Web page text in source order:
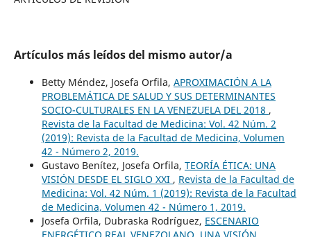
Artículos más leídos del mismo autor/a
Betty Méndez, Josefa Orfila, APROXIMACIÓN A LA
PROBLEMÁTICA DE SALUD Y SUS DETERMINANTES
SOCIO-CULTURALES EN LA VENEZUELA DEL 2018 ,
Revista de la Facultad de Medicina: Vol. 42 Núm. 2
(2019): Revista de la Facultad de Medicina, Volumen
42 - Número 2, 2019.
Gustavo Benítez, Josefa Orfila, TEORÍA ÉTICA: UNA
VISIÓN DESDE EL SIGLO XXI , Revista de la Facultad de
Medicina: Vol. 42 Núm. 1 (2019): Revista de la Facultad
de Medicina, Volumen 42 - Número 1, 2019.
Josefa Orfila, Dubraska Rodríguez, ESCENARIO
ENERGÉTICO REAL VENEZOLANO. UNA VISIÓN